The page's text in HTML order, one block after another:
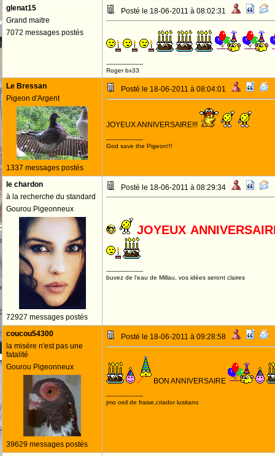
glenat15
Grand maitre
7072 messages postés
Posté le 18-06-2011 à 08:02:31
--------------------
Roger bx33
Le Bressan
Pigeon d'Argent
1337 messages postés
Posté le 18-06-2011 à 08:04:01
JOYEUX ANNIVERSAIRE!!!
--------------------
God save the Pigeon!!!
le chardon
à la recherche du standard
Gourou Pigeonneux
72927 messages postés
Posté le 18-06-2011 à 08:29:34
JOYEUX
--------------------
buvez de l'eau de Millau, vos idées seront claires
coucou54300
la misére n'est pas une
fatalité
Gourou Pigeonneux
39629 messages postés
Posté le 18-06-2011 à 09:28:58
BON ANNIVERSAIRE
--------------------
jmo oeil de fraise,criador lusitano